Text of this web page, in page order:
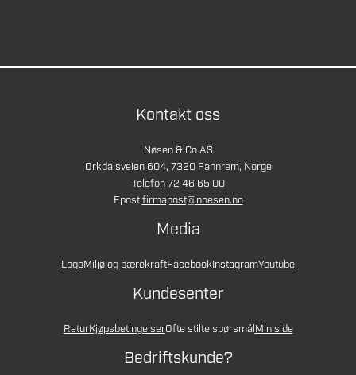
Kontakt oss
Nøsen & Co AS
Orkdalsveien 604, 7320 Fannrem, Norge
Telefon 72 46 65 00
Epostfirmapost@noesen.no
Media
LogoMiljø og bærekraftFacebookInstagramYoutube
Kundesenter
ReturKjøpsbetingelserOfte stilte spørsmålMin side
Bedriftskunde?